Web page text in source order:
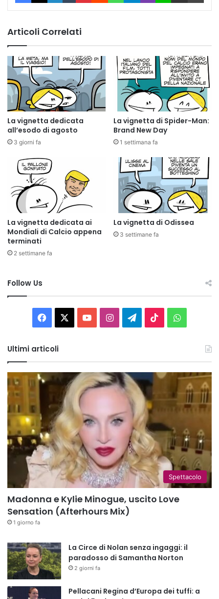
Articoli Correlati
La vignetta dedicata
all’esodo di agosto
3 giorni fa
La vignetta di Spider-Man:
Brand New Day
1 settimana fa
La vignetta dedicata ai
Mondiali di Calcio appena
terminati
2 settimane fa
La vignetta di Odissea
3 settimane fa
Follow Us
Facebook You InstagramTelegram
TikTok
Ultimi articoli
Spettacolo
Madonna e Kylie Minogue, uscito Love
Sensation (Afterhours Mix)
1 giorno fa
La Circe di Nolan senza ingaggi: il
paradosso di Samantha Norton
2 giorni fa
Pellacani Regina d’Europa dei tuffi: a